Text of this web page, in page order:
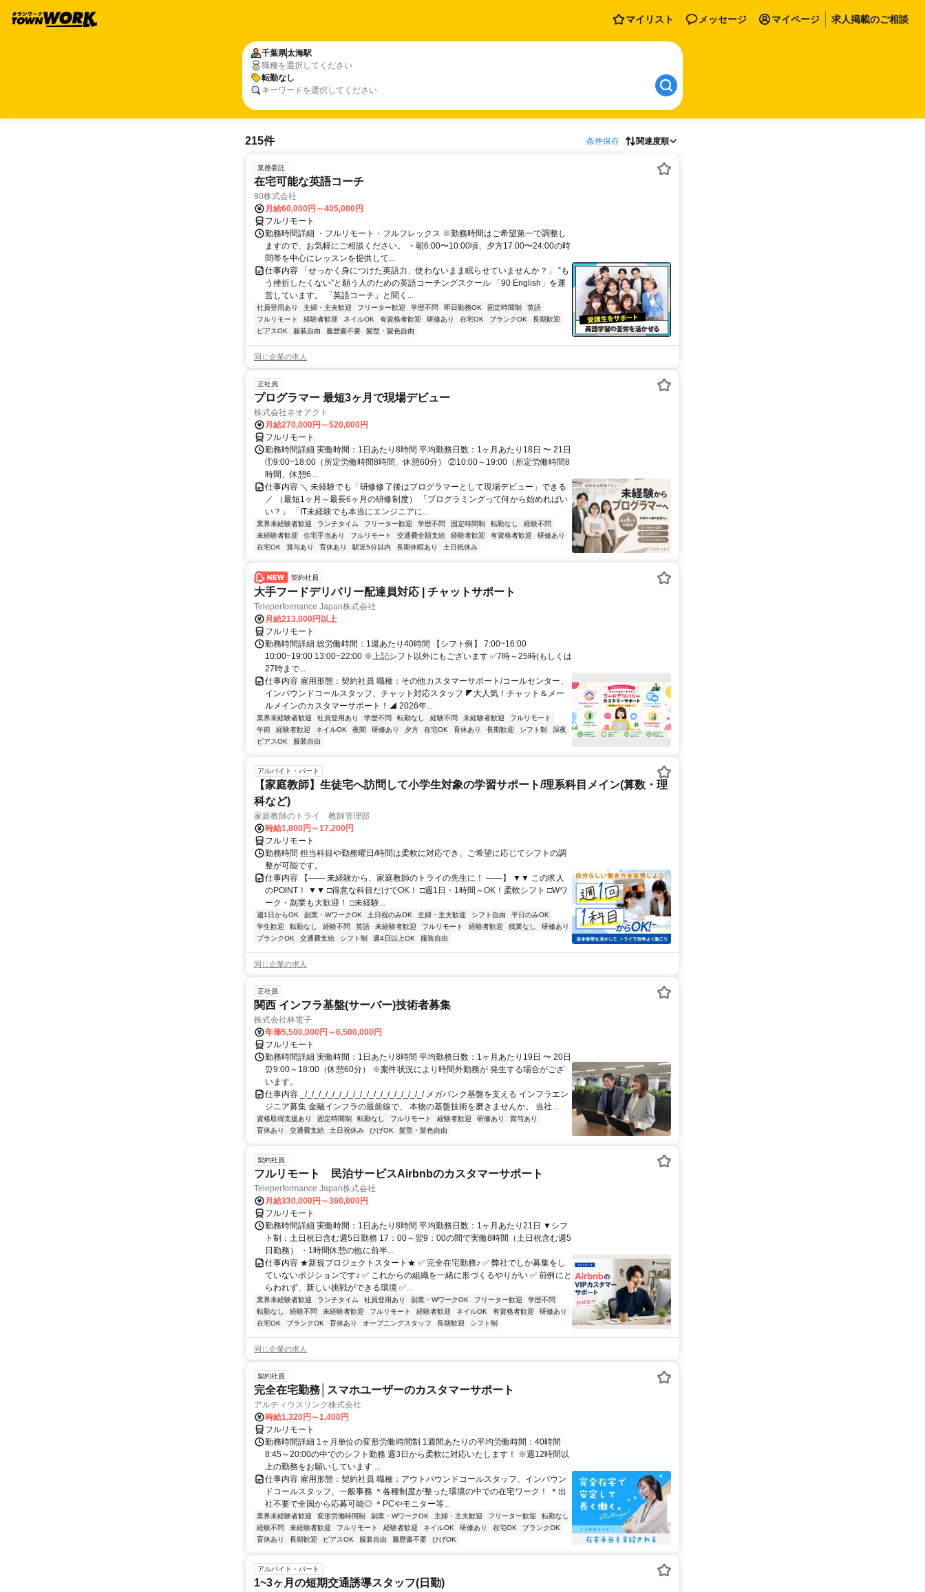
マイリスト メッセージ マイページ 求人掲載のご相談
千葉県太海駅
職種を選択してください
転勤なし
キーワードを選択してください
215件 条件保存 関連度順
業務委託
在宅可能な英語コーチ
90株式会社
月給60,000円～405,000円
フルリモート
勤務時間詳細 ・フルリモート・フルフレックス ※勤務時間はご希望第一で調整し
ますので、お気軽にご相談ください。 ・朝6:00〜10:00頃、夕方17:00〜24:00の時
間帯を中心にレッスンを提供して...
仕事内容 「せっかく身につけた英語力、使わないまま眠らせていませんか？」 “も
う挫折したくない”と願う人のための英語コーチングスクール 「90 English」を運
営しています。 「英語コーチ」と聞く...
社員登用あり 主婦・主夫歓迎 フリーター歓迎 学歴不問 即日勤務OK 固定時間制
英語
フルリモート
経験者歓迎 ネイルOK 有資格者歓迎 研修あり 在宅OK ブランクOK
長期歓迎
ピアスOK
服装自由 履歴書不要 髪型・髪色自由
同じ企業の求人
正社員
プログラマー 最短3ヶ月で現場デビュー
株式会社ネオアクト
月給270,000円～520,000円
フルリモート
勤務時間詳細 実働時間：1日あたり8時間 平均勤務日数：1ヶ月あたり18日 〜 21日
①9:00~18:00（所定労働時間8時間、休憩60分） ②10:00～19:00（所定労働時間8
時間、休憩6...
仕事内容 ＼ 未経験でも「研修修了後はプログラマーとして現場デビュー」できる
／ （最短1ヶ月～最長6ヶ月の研修制度） 「プログラミングって何から始めればい
い？」 「IT未経験でも本当にエンジニアに...
業界未経験者歓迎 ランチタイム フリーター歓迎 学歴不問 固定時間制 転勤なし
経験不問
未経験者歓迎
住宅手当あり フルリモート 交通費全額支給 経験者歓迎 有資格者歓迎
研修あり
在宅OK
賞与あり 育休あり 駅近5分以内 長期休暇あり 土日祝休み
契約社員
大手フードデリバリー配達員対応 | チャットサポート
Teleperformance Japan株式会社
月給213,000円以上
フルリモート
勤務時間詳細 総労働時間：1週あたり40時間 【シフト例】 7:00~16:00
10:00~19:00 13:00~22:00 ※上記シフト以外にもございます ✅7時～25時(もしくは
27時まで...
仕事内容 雇用形態：契約社員 職種：その他カスタマーサポート/コールセンター、
インバウンドコールスタッフ、チャット対応スタッフ ◤大人気！チャット＆メー
ルメインのカスタマーサポート！◢ 2026年...
業界未経験者歓迎 社員登用あり 学歴不問 転勤なし 経験不問 未経験者歓迎
フルリモート
午前
経験者歓迎 ネイルOK 夜間 研修あり 夕方 在宅OK 育休あり 長期歓迎 シフト制
深夜
ピアスOK
服装自由
アルバイト・パート
【家庭教師】生徒宅へ訪問して小学生対象の学習サポート/理系科目メイン(算数・理
科など)
家庭教師のトライ 教師管理部
時給1,800円～17,200円
フルリモート
勤務時間 担当科目や勤務曜日/時間は柔軟に対応でき、ご希望に応じてシフトの調
整が可能です。
仕事内容 【―― 未経験から、家庭教師のトライの先生に！ ――】 ▼▼ この求人
のPOINT！ ▼▼ □得意な科目だけでOK！ □週1日・1時間～OK！柔軟シフト □Wワ
ーク・副業も大歓迎！ □未経験...
週1日からOK 副業・WワークOK 土日祝のみOK 主婦・主夫歓迎 シフト自由
平日のみOK
学生歓迎
転勤なし 経験不問 英語 未経験者歓迎 フルリモート 経験者歓迎 残業なし
研修あり
ブランクOK
交通費支給 シフト制 週4日以上OK 服装自由
同じ企業の求人
正社員
関西 インフラ基盤(サーバー)技術者募集
株式会社林電子
年俸5,500,000円～6,500,000円
フルリモート
勤務時間詳細 実働時間：1日あたり8時間 平均勤務日数：1ヶ月あたり19日 〜 20日
⏰9:00～18:00（休憩60分） ※案件状況により時間外勤務が 発生する場合がござ
います。
仕事内容 _/_/_/_/_/_/_/_/_/_/_/_/_/_/_/_/_/_/ メガバンク基盤を支える インフラエン
ジニア募集 金融インフラの最前線で、 本物の基盤技術を磨きませんか。 当社...
資格取得支援あり 固定時間制 転勤なし フルリモート 経験者歓迎 研修あり
賞与あり
育休あり
交通費支給 土日祝休み ひげOK 髪型・髪色自由
契約社員
フルリモート 民泊サービスAirbnbのカスタマーサポート
Teleperformance Japan株式会社
月給330,000円～360,000円
フルリモート
勤務時間詳細 実働時間：1日あたり8時間 平均勤務日数：1ヶ月あたり21日 ▼シフ
ト制：土日祝日含む週5日勤務 17：00～翌9：00の間で実働8時間（土日祝含む週5
日勤務） ・1時間休憩の他に前半...
仕事内容 ★新規プロジェクトスタート★ ✅ 完全在宅勤務♪ ✅ 弊社でしか募集をし
ていないポジションです♪ ✅ これからの組織を一緒に形づくるやりがい ✅ 前例にと
らわれず、新しい挑戦ができる環境 ✅...
業界未経験者歓迎 ランチタイム 社員登用あり 副業・WワークOK フリーター歓迎
学歴不問
転勤なし
経験不問 未経験者歓迎 フルリモート 経験者歓迎 ネイルOK 有資格者歓迎
研修あり
在宅OK
ブランクOK 育休あり オープニングスタッフ 長期歓迎 シフト制
同じ企業の求人
契約社員
完全在宅勤務│スマホユーザーのカスタマーサポート
アルティウスリンク株式会社
時給1,320円～1,400円
フルリモート
勤務時間詳細 1ヶ月単位の変形労働時間制 1週間あたりの平均労働時間：40時間
8:45～20:00の中でのシフト勤務 週3日から柔軟に対応いたします！ ※週12時間以
上の勤務をお願いしています ...
仕事内容 雇用形態：契約社員 職種：アウトバウンドコールスタッフ、インバウン
ドコールスタッフ、一般事務 ＊各種制度が整った環境の中での在宅ワーク！ ＊出
社不要で全国から応募可能◎ ＊PCやモニター等...
業界未経験者歓迎 変形労働時間制 副業・WワークOK 主婦・主夫歓迎 フリーター歓迎
転勤なし
経験不問
未経験者歓迎 フルリモート 経験者歓迎 ネイルOK 研修あり 在宅OK
ブランクOK
育休あり
長期歓迎 ピアスOK 服装自由 履歴書不要 ひげOK
アルバイト・パート
1~3ヶ月の短期交通誘導スタッフ(日勤)